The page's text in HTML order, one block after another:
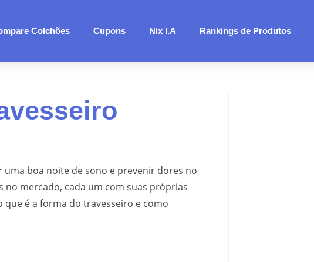
Colchões Cupons Nix I.A Rankings de Produtos
boa noite de sono e prevenir dores no
no mercado, cada um com suas próprias
é a forma do travesseiro e como